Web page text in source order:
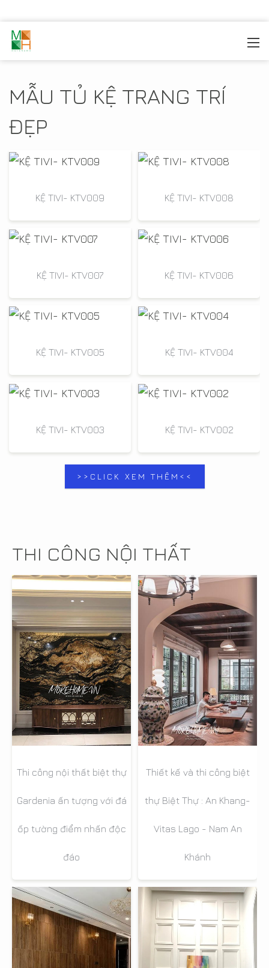
TỦ KỆ TRANG TRÍ
MẪU TỦ KỆ TRANG TRÍ
ĐẸP
KỆ TIVI- KTV009 KỆ TIVI- KTV008
KỆ TIVI- KTV007 KỆ TIVI- KTV006
KỆ TIVI- KTV005 KỆ TIVI- KTV004
KỆ TIVI- KTV003 KỆ TIVI- KTV002
>>CLICK XEM THÊM<<
THI CÔNG NỘI THẤT
Thi công nội thất biệt thự
Gardenia ấn tượng với đá
ốp tường điểm nhấn độc
đáo
Thiết kế và thi công biệt
thự Biệt Thự : An Khang-
Vitas Lago - Nam An
Khánh